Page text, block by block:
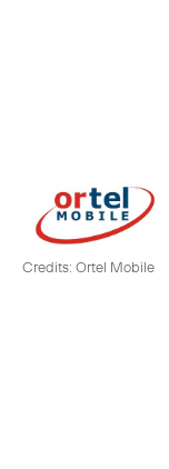
Credits: Ortel Mobile